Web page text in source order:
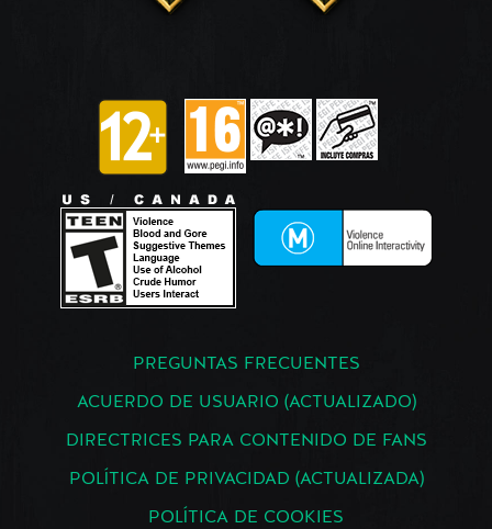
PREGUNTAS FRECUENTES
ACUERDO DE USUARIO (ACTUALIZADO)
DIRECTRICES PARA CONTENIDO DE FANS
POLÍTICA DE PRIVACIDAD (ACTUALIZADA)
POLÍTICA DE COOKIES